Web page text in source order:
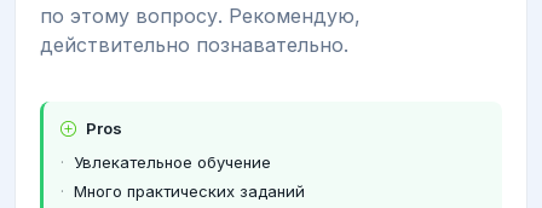
по этому вопросу. Рекомендую,
действительно познавательно.
Pros
Увлекательное обучение
Много практических заданий